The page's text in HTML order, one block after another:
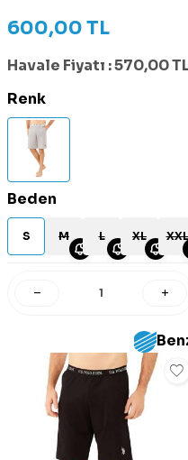
600,00TL
Havale Fiyatı :570,00TL
Renk
Beden
S M L XL XXL